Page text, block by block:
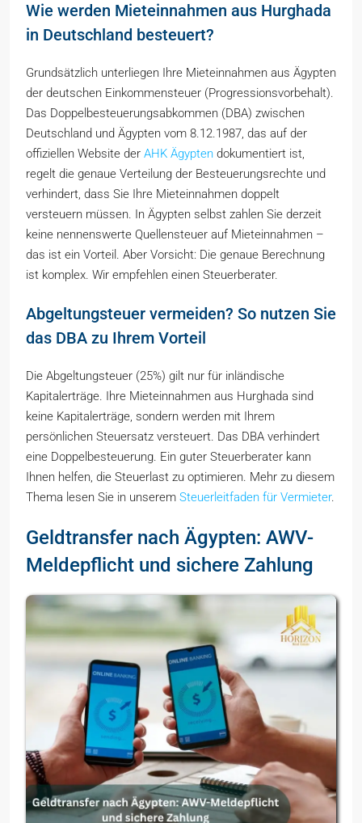
Wie werden Mieteinnahmen aus Hurghada
in Deutschland besteuert?
Grundsätzlich unterliegen Ihre Mieteinnahmen aus Ägypten
der deutschen Einkommensteuer (Progressionsvorbehalt).
Das Doppelbesteuerungsabkommen (DBA) zwischen
Deutschland und Ägypten vom 8.12.1987, das auf der
offiziellen Website der AHK Ägypten dokumentiert ist,
regelt die genaue Verteilung der Besteuerungsrechte und
verhindert, dass Sie Ihre Mieteinnahmen doppelt
versteuern müssen. In Ägypten selbst zahlen Sie derzeit
keine nennenswerte Quellensteuer auf Mieteinnahmen –
das ist ein Vorteil. Aber Vorsicht: Die genaue Berechnung
ist komplex. Wir empfehlen einen Steuerberater.
Abgeltungsteuer vermeiden? So nutzen Sie
das DBA zu Ihrem Vorteil
Die Abgeltungsteuer (25%) gilt nur für inländische
Kapitalerträge. Ihre Mieteinnahmen aus Hurghada sind
keine Kapitalerträge, sondern werden mit Ihrem
persönlichen Steuersatz versteuert. Das DBA verhindert
eine Doppelbesteuerung. Ein guter Steuerberater kann
Ihnen helfen, die Steuerlast zu optimieren. Mehr zu diesem
Thema lesen Sie in unserem Steuerleitfaden für Vermieter.
Geldtransfer nach Ägypten: AWV-
Meldepflicht und sichere Zahlung